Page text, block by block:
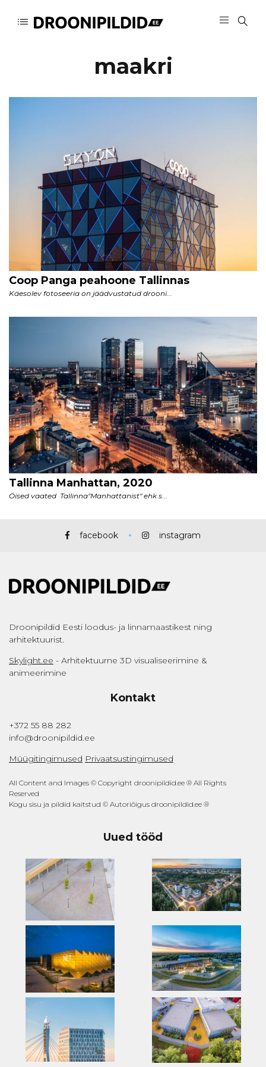
maakri
facebook instagram
Droonipildid Eesti loodus- ja linnamaastikest ning
arhitektuurist.
Skylight.ee - Arhitektuurne 3D visualiseerimine &
animeerimine
Kontakt
+372 55 88 282
info@droonipildid.ee
Müügitingimused Privaatsustingimused
All Content and Images © Copyright droonipildid.ee ® All Rights
Reserved
Kogu sisu ja pildid kaitstud © Autoriõigus droonipildid.ee ®
Uued tööd